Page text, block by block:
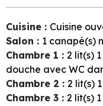
Cuisine : Cuisine
Salon : 1 canapé(s)
Chambre 1 : 2 lit(s)
douche avec WC
Chambre 2 : 2 lit(s)
Chambre 3 : 2 lit(s)